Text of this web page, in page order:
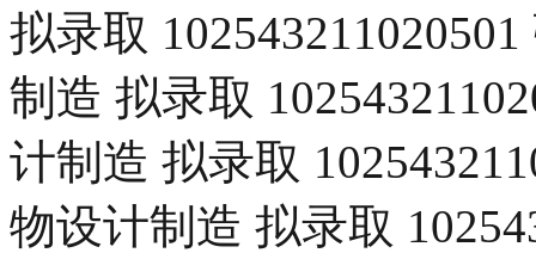
拟录取
制造 拟录取
计制造 拟录取
物设计制造 拟录取